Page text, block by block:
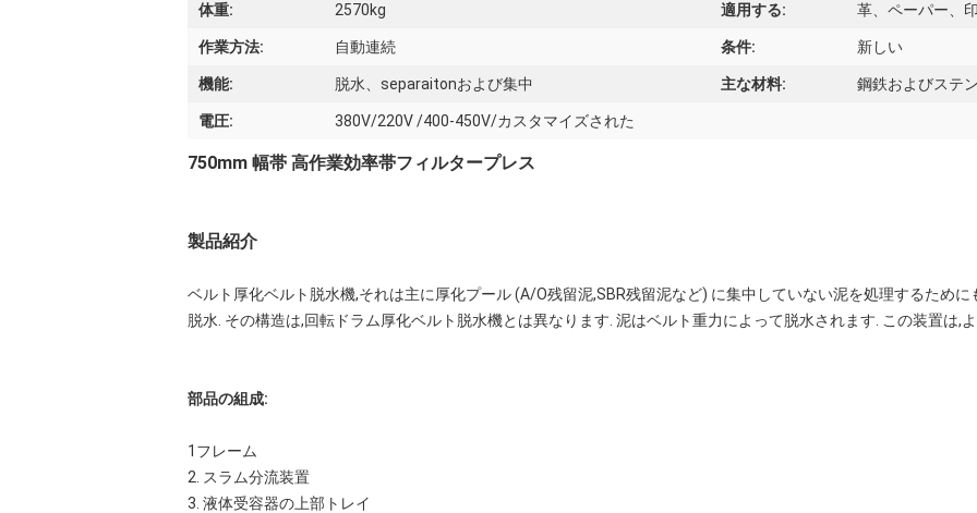
体重: 2570kg 適用する: 革、ペーパー、
作業方法: 自動連続 条件: 新しい
機能: 脱水、separaitonおよび集中 主な材料: 鋼鉄およびステ
電圧: 380V/220V /400-450V/カスタマイズされた
750mm 幅帯 高作業効率帯フィルタープレス
製品紹介
ベルト厚化ベルト脱水機,それは主に厚化プール (A/O残留泥,SBR残留泥など) に集中していない泥を処理するため
脱水. その構造は,回転ドラム厚化ベルト脱水機とは異なります. 泥はベルト重力によって脱水されます. この装置は,
部品の組成:
1フレーム
2. スラム分流装置
3. 液体受容器の上部トレイ